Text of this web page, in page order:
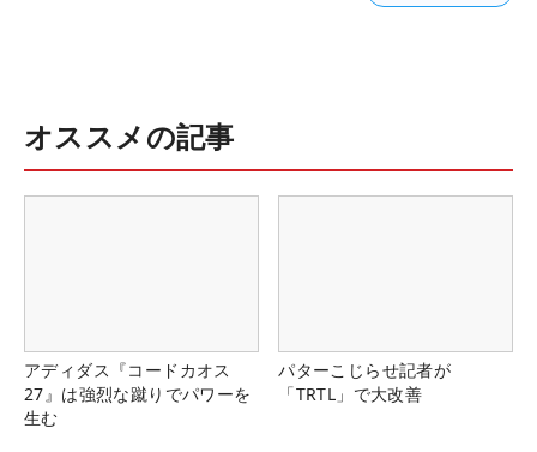
オススメの記事
アディダス『コードカオス
27』は強烈な蹴りでパワーを
生む
パターこじらせ記者が
「TRTL」で大改善